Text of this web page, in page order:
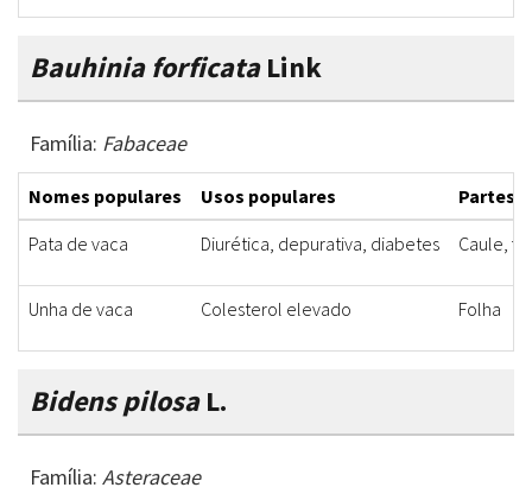
Bauhinia forficataLink
Família: Fabaceae
Nomes populares Usos populares
Partes
Pata de vaca
Diurética, depurativa, diabetes Caule,
Unha de vaca Colesterol elevado Folha
Bidens pilosaL.
Família: Asteraceae